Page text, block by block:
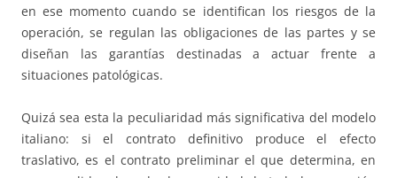
en ese momento cuando se identifican los riesgos de la
operación, se regulan las obligaciones de las partes y se
diseñan las garantías destinadas a actuar frente a
situaciones patológicas.
Quizá sea esta la peculiaridad más significativa del modelo
italiano: si el contrato definitivo produce el efecto
traslativo, es el contrato preliminar el que determina, en